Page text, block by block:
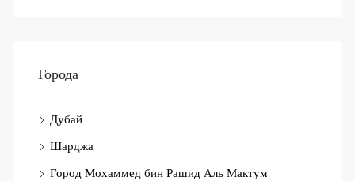
Города
Дубай
Шарджа
Город Мохаммед бин Рашид Аль Мактум